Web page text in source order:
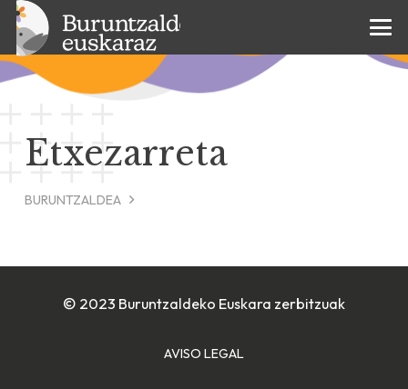
Etxezarreta
BURUNTZALDEA
© 2023 Buruntzaldeko Euskara zerbitzuak
AVISO LEGAL